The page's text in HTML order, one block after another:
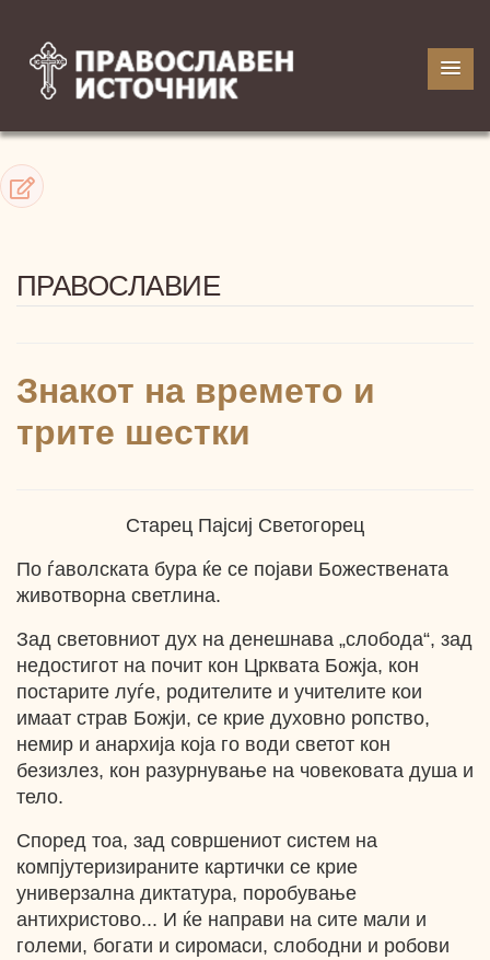
ПРАВОСЛАВИЕ
Знакот на времето и
трите шестки
Старец Пајсиј Светогорец
По ѓаволската бура ќе се појави Божествената
животворна светлина.
Зад световниот дух на денешнава „слобода“, зад
недостигот на почит кон Црквата Божја, кон
постарите луѓе, родителите и учителите кои
имаат страв Божји, се крие духовно ропство,
немир и анархија која го води светот кон
безизлез, кон разурнување на човековата душа и
тело.
Според тоа, зад совршениот систем на
компјутеризираните картички се крие
универзална диктатура, поробување
антихристово... И ќе направи на сите мали и
големи, богати и сиромаси, слободни и робови